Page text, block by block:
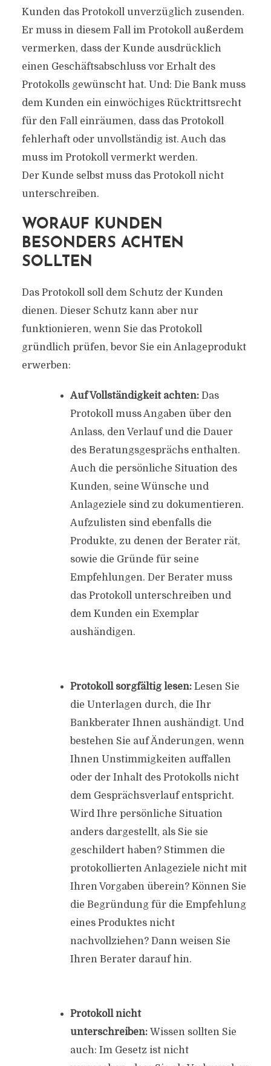
Kunden das Protokoll unverzüglich zusenden.
Er muss in diesem Fall im Protokoll außerdem
vermerken, dass der Kunde ausdrücklich
einen Geschäftsabschluss vor Erhalt des
Protokolls gewünscht hat. Und: Die Bank muss
dem Kunden ein einwöchiges Rücktrittsrecht
für den Fall einräumen, dass das Protokoll
fehlerhaft oder unvollständig ist. Auch das
muss im Protokoll vermerkt werden.
Der Kunde selbst muss das Protokoll nicht
unterschreiben.
WORAUF KUNDEN
BESONDERS ACHTEN
SOLLTEN
Das Protokoll soll dem Schutz der Kunden
dienen. Dieser Schutz kann aber nur
funktionieren, wenn Sie das Protokoll
gründlich prüfen, bevor Sie ein Anlageprodukt
erwerben:
Auf Vollständigkeit achten:Das
Protokoll muss Angaben über den
Anlass, den Verlauf und die Dauer
des Beratungsgesprächs enthalten.
Auch die persönliche Situation des
Kunden, seine Wünsche und
Anlageziele sind zu dokumentieren.
Aufzulisten sind ebenfalls die
Produkte, zu denen der Berater rät,
sowie die Gründe für seine
Empfehlungen. Der Berater muss
das Protokoll unterschreiben und
dem Kunden ein Exemplar
aushändigen.
Protokoll sorgfältig lesen:Lesen Sie
die Unterlagen durch, die Ihr
Bankberater Ihnen aushändigt. Und
bestehen Sie auf Änderungen, wenn
Ihnen Unstimmigkeiten auffallen
oder der Inhalt des Protokolls nicht
dem Gesprächsverlauf entspricht.
Wird Ihre persönliche Situation
anders dargestellt, als Sie sie
geschildert haben? Stimmen die
protokollierten Anlageziele nicht mit
Ihren Vorgaben überein? Können Sie
die Begründung für die Empfehlung
eines Produktes nicht
nachvollziehen? Dann weisen Sie
Ihren Berater darauf hin.
Protokoll nicht
unterschreiben:Wissen sollten Sie
auch: Im Gesetz ist nicht